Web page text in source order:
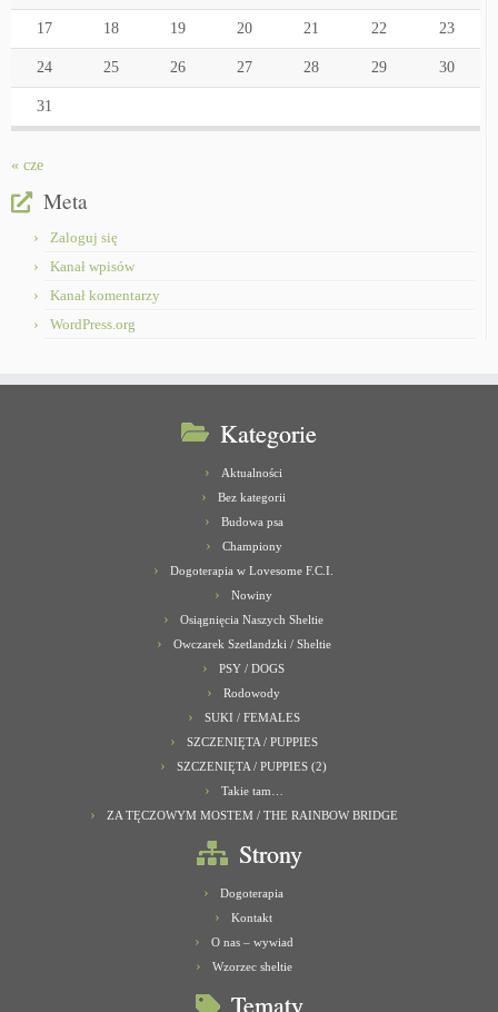
17 18 19 20 21 22 23
24 25 26 27 28 29 30
31
« cze
Meta
Zaloguj się
Kanał wpisów
Kanał komentarzy
WordPress.org
Kategorie
Aktualności
Bez kategorii
Budowa psa
Championy
Dogoterapia w Lovesome F.C.I.
Nowiny
Osiągnięcia Naszych Sheltie
Owczarek Szetlandzki / Sheltie
PSY / DOGS
Rodowody
SUKI / FEMALES
SZCZENIĘTA / PUPPIES
SZCZENIĘTA / PUPPIES (2)
Takie tam…
ZA TĘCZOWYM MOSTEM / THE RAINBOW BRIDGE
Strony
Dogoterapia
Kontakt
O nas – wywiad
Wzorzec sheltie
Tematy